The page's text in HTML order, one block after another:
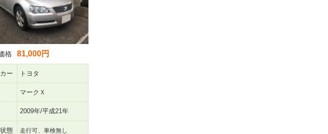
格 81,000円
ー トヨタ
マークＸ
2009年/平成21年
態 走行可、車検無し